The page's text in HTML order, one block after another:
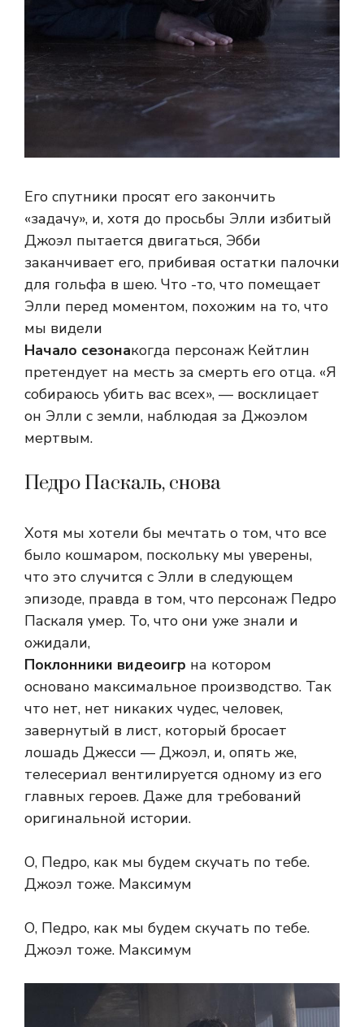
Его спутники просят его закончить
«задачу», и, хотя до просьбы Элли избитый
Джоэл пытается двигаться, Эбби
заканчивает его, прибивая остатки палочки
для гольфа в шею. Что -то, что помещает
Элли перед моментом, похожим на то, что
мы видели
Начало сезонакогда персонаж Кейтлин
претендует на месть за смерть его отца. «Я
собираюсь убить вас всех», — восклицает
он Элли с земли, наблюдая за Джоэлом
мертвым.
Педро Паскаль, снова
Хотя мы хотели бы мечтать о том, что все
было кошмаром, поскольку мы уверены,
что это случится с Элли в следующем
эпизоде, правда в том, что персонаж Педро
Паскаля умер. То, что они уже знали и
ожидали,
Поклонники видеоигр на котором
основано максимальное производство. Так
что нет, нет никаких чудес, человек,
завернутый в лист, который бросает
лошадь Джесси — Джоэл, и, опять же,
телесериал вентилируется одному из его
главных героев. Даже для требований
оригинальной истории.
О, Педро, как мы будем скучать по тебе.
Джоэл тоже. Максимум
О, Педро, как мы будем скучать по тебе.
Джоэл тоже. Максимум